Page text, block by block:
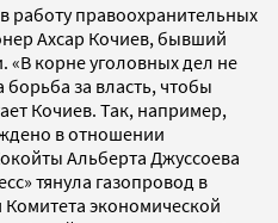
работу правоохранительных
Ахсар Кочиев, бывший
корне уголовных дел не
за власть, чтобы
Кочиев. Так, например,
в отношении
Альберта Джуссоева
тянула газопровод в
экономической